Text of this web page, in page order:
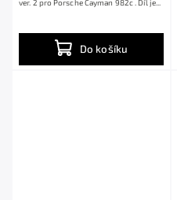
Do košíku
ver. 2 pro Porsche Cayman 982c . Díl je...